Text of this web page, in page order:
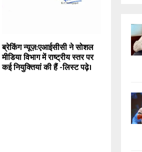
ब्रेकिंग न्यूज़:एआईसीसी ने सोशल
मीडिया विभाग में राष्ट्रीय स्तर पर
कई नियुक्तियां की हैं -लिस्ट पढ़े।